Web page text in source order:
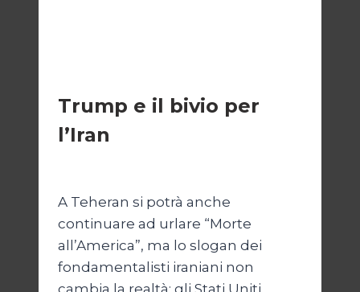
Trump e il bivio per
l’Iran
A Teheran si potrà anche
continuare ad urlare “Morte
all’America”, ma lo slogan dei
fondamentalisti iraniani non